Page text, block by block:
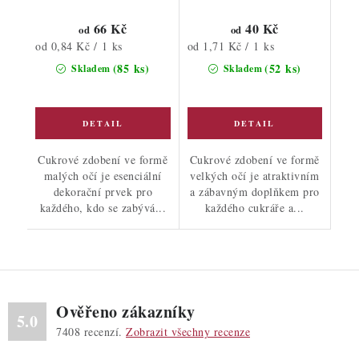
Skladem (85 ks)
od 66 Kč
Měrná
cena:
od 0,84 Kč / 1 ks
Cukrové zdobení ve formě
malých očí je esenciální
dekorační prvek pro
každého, kdo se zabývá...
Skladem(52 ks)
od 40 Kč
Měrná
cena:
od 1,71 Kč / 1 ks
Cukrové zdobení ve formě
velkých očí je atraktivním
a zábavným doplňkem pro
každého cukráře a...
5.0 Ověřeno zákazníky
7408 recenzí. Zobrazit všechny recenze